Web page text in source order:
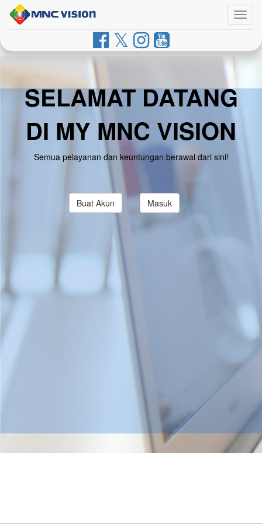
SELAMAT DATANG
DI MY MNC VISION
Semua pelayanan dan keuntungan berawal dari sini!
Buat Akun Masuk